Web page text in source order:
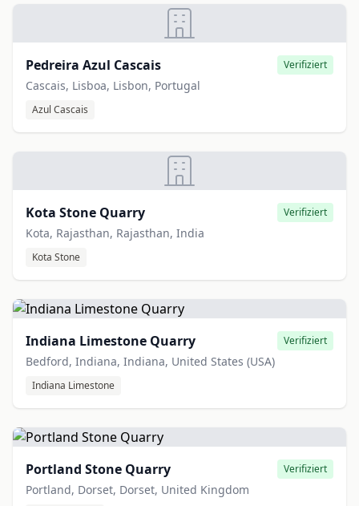
Pedreira Azul Cascais Verifiziert
Cascais, Lisboa, Lisbon, Portugal
Azul Cascais
Kota Stone Quarry Verifiziert
Kota, Rajasthan, Rajasthan, India
Kota Stone
Indiana Limestone Quarry Verifiziert
Bedford, Indiana, Indiana, United States (USA)
Indiana Limestone
Portland Stone Quarry Verifiziert
Portland, Dorset, Dorset, United Kingdom